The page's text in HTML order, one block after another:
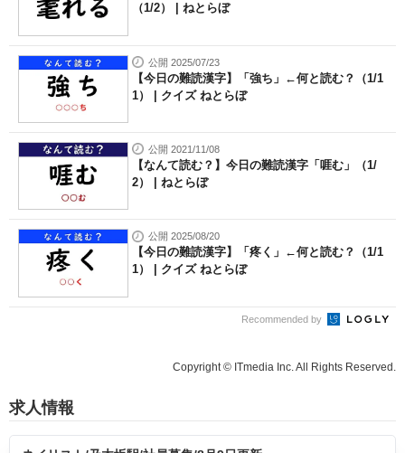
（1/2） | ねとらぼ
公開 2025/07/23
【今日の難読漢字】「強ち」←何と読む？（1/1
1） | クイズ ねとらぼ
公開 2021/11/08
【なんて読む？】今日の難読漢字「啀む」（1/
2） | ねとらぼ
公開 2025/08/20
【今日の難読漢字】「疼く」←何と読む？（1/1
1） | クイズ ねとらぼ
Recommended by
Copyright © ITmedia Inc. All Rights Reserved.
求人情報